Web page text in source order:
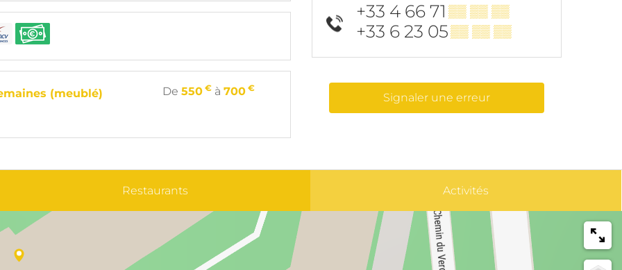
(meublé) De550 € à700 €
+33 4 66 71 ▒▒ ▒▒ ▒▒
+33 6 23 05▒▒ ▒▒ ▒▒
Signaler une erreur
Restaurants Activités